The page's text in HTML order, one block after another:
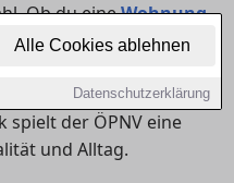
Alle Cookies ablehnen
Datenschutzerklärung
Ob du eineWohnung
möchtest – der
beeinflusst
auch den
spielt der ÖPNV eine
und Alltag.